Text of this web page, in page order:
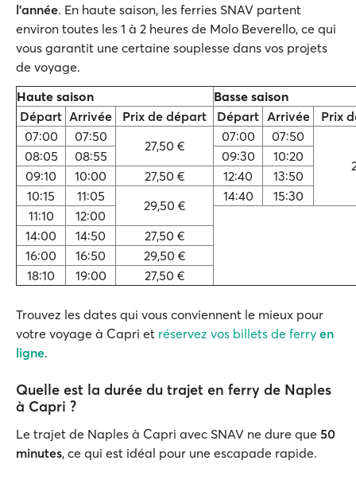
l'année. En haute saison, les ferries SNAV partent
environ toutes les 1 à 2 heures de Molo Beverello, ce qui
vous garantit une certaine souplesse dans vos projets
de voyage.
Haute saison
Basse saison
Départ Arrivée Prix de départ Départ Arrivée
Prix
07:00
07:50
27,50 €
07:00
07:50
08:05 08:55 09:30
10:20
09:10
10:00 27,50 € 12:40
13:50
10:15
11:05
29,50 €
14:40
15:30
11:10
12:00
14:00
14:50
27,50 €
16:00
16:50
29,50 €
18:10
19:00 27,50 €
Trouvez les dates qui vous conviennent le mieux pour
votre voyage à Capri et réservez vos billets de ferry en
ligne.
Quelle est la durée du trajet en ferry de Naples
à Capri ?
Le trajet de Naples à Capri avec SNAV ne dure que 50
minutes, ce qui est idéal pour une escapade rapide.